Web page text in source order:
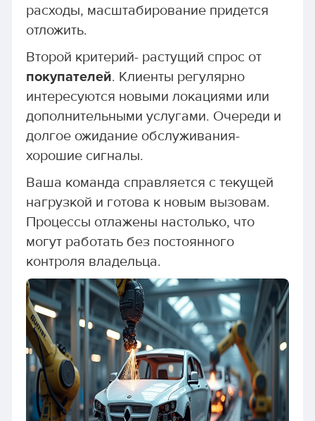
расходы, масштабирование придется
отложить.
Второй критерий- растущий спрос от
покупателей. Клиенты регулярно
интересуются новыми локациями или
дополнительными услугами. Очереди и
долгое ожидание обслуживания-
хорошие сигналы.
Ваша команда справляется с текущей
нагрузкой и готова к новым вызовам.
Процессы отлажены настолько, что
могут работать без постоянного
контроля владельца.